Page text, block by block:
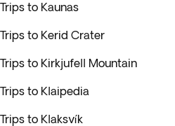
Trips to Kaunas
Trips to Kerid Crater
Trips to Kirkjufell Mountain
Trips to Klaipedia
Trips to Klaksvík